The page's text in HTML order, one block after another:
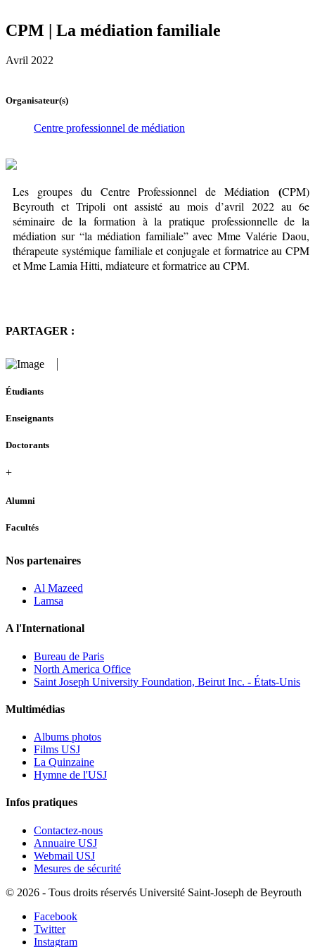
CPM | La médiation familiale
Avril 2022
Organisateur(s)
Centre professionnel de médiation
Les groupes du Centre Professionnel de Médiation(CPM)
Beyrouth et Tripoli ont assisté au mois d’avril 2022 au 6e
séminaire de la formation à la pratique professionnelle de la
médiation sur “la médiation familiale” avec Mme Valérie Daou,
thérapeute systémique familiale et conjugale et formatrice au CPM
et Mme Lamia Hitti, mdiateure et formatrice au CPM.
PARTAGER :
Étudiants
Enseignants
Doctorants
+
Alumni
Facultés
Nos partenaires
Al Mazeed
Lamsa
A l'International
Bureau de Paris
North America Office
Saint Joseph University Foundation, Beirut Inc. - États-Unis
Multimédias
Albums photos
Films USJ
La Quinzaine
Hymne de l'USJ
Infos pratiques
Contactez-nous
Annuaire USJ
Webmail USJ
Mesures de sécurité
© 2026 - Tous droits réservés Université Saint-Joseph de Beyrouth
Facebook
Twitter
Instagram